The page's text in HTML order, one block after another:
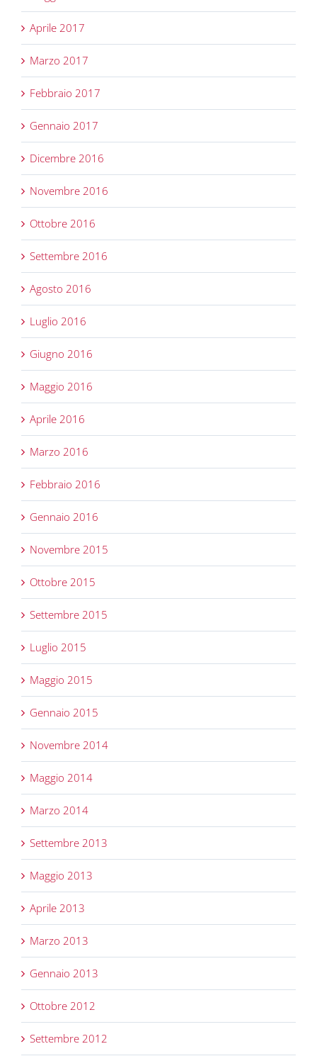
Aprile 2017
Marzo 2017
Febbraio 2017
Gennaio 2017
Dicembre 2016
Novembre 2016
Ottobre 2016
Settembre 2016
Agosto 2016
Luglio 2016
Giugno 2016
Maggio 2016
Aprile 2016
Marzo 2016
Febbraio 2016
Gennaio 2016
Novembre 2015
Ottobre 2015
Settembre 2015
Luglio 2015
Maggio 2015
Gennaio 2015
Novembre 2014
Maggio 2014
Marzo 2014
Settembre 2013
Maggio 2013
Aprile 2013
Marzo 2013
Gennaio 2013
Ottobre 2012
Settembre 2012